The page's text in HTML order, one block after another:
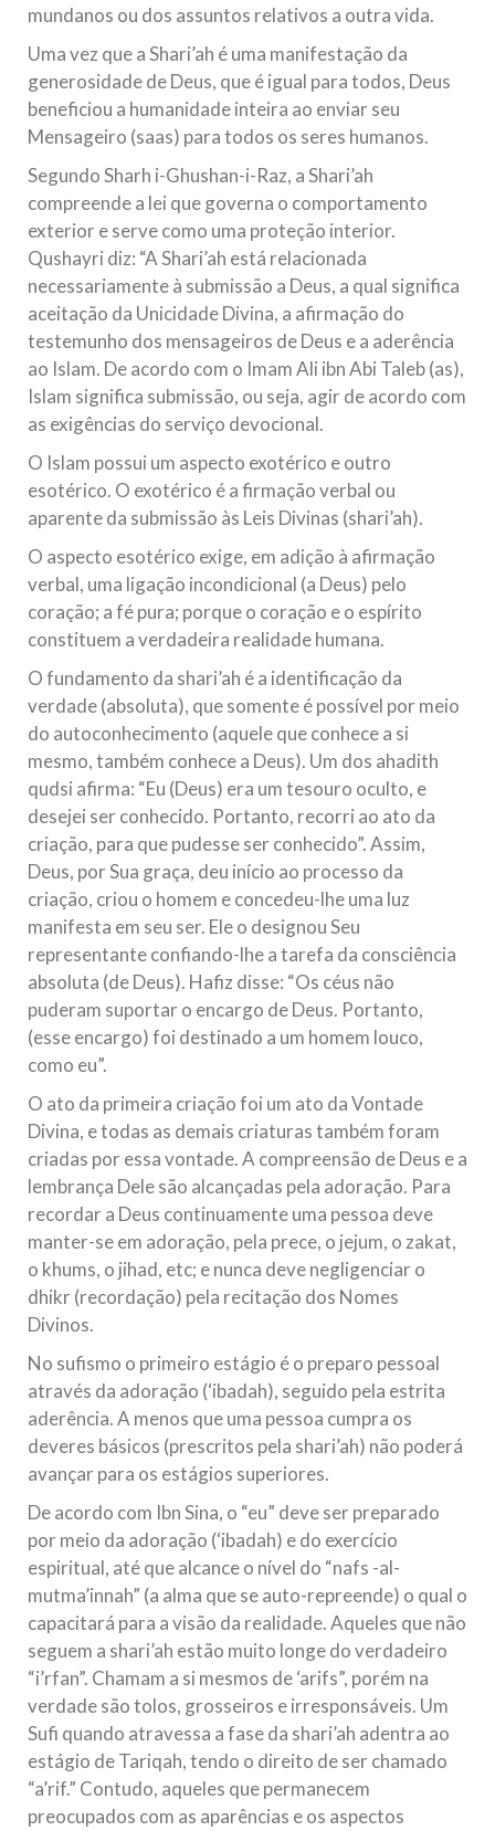
mundanos ou dos assuntos relativos a outra vida.
Uma vez que a Shari’ah é uma manifestação da
generosidade de Deus, que é igual para todos, Deus
beneficiou a humanidade inteira ao enviar seu
Mensageiro (saas) para todos os seres humanos.
Segundo Sharh i-Ghushan-i-Raz, a Shari’ah
compreende a lei que governa o comportamento
exterior e serve como uma proteção interior.
Qushayri diz: “A Shari’ah está relacionada
necessariamente à submissão a Deus, a qual significa
aceitação da Unicidade Divina, a afirmação do
testemunho dos mensageiros de Deus e a aderência
ao Islam. De acordo com o Imam Ali ibn Abi Taleb (as),
Islam significa submissão, ou seja, agir de acordo com
as exigências do serviço devocional.
O Islam possui um aspecto exotérico e outro
esotérico. O exotérico é a firmação verbal ou
aparente da submissão às Leis Divinas (shari’ah).
O aspecto esotérico exige, em adição à afirmação
verbal, uma ligação incondicional (a Deus) pelo
coração; a fé pura; porque o coração e o espírito
constituem a verdadeira realidade humana.
O fundamento da shari’ah é a identificação da
verdade (absoluta), que somente é possível por meio
do autoconhecimento (aquele que conhece a si
mesmo, também conhece a Deus). Um dos ahadith
qudsi afirma: “Eu (Deus) era um tesouro oculto, e
desejei ser conhecido. Portanto, recorri ao ato da
criação, para que pudesse ser conhecido”. Assim,
Deus, por Sua graça, deu início ao processo da
criação, criou o homem e concedeu-lhe uma luz
manifesta em seu ser. Ele o designou Seu
representante confiando-lhe a tarefa da consciência
absoluta (de Deus). Hafiz disse: “Os céus não
puderam suportar o encargo de Deus. Portanto,
(esse encargo) foi destinado a um homem louco,
como eu”.
O ato da primeira criação foi um ato da Vontade
Divina, e todas as demais criaturas também foram
criadas por essa vontade. A compreensão de Deus e a
lembrança Dele são alcançadas pela adoração. Para
recordar a Deus continuamente uma pessoa deve
manter-se em adoração, pela prece, o jejum, o zakat,
o khums, o jihad, etc; e nunca deve negligenciar o
dhikr (recordação) pela recitação dos Nomes
Divinos.
No sufismo o primeiro estágio é o preparo pessoal
através da adoração (‘ibadah), seguido pela estrita
aderência. A menos que uma pessoa cumpra os
deveres básicos (prescritos pela shari’ah) não poderá
avançar para os estágios superiores.
De acordo com Ibn Sina, o “eu” deve ser preparado
por meio da adoração (‘ibadah) e do exercício
espiritual, até que alcance o nível do “nafs -al-
mutma’innah” (a alma que se auto-repreende) o qual o
capacitará para a visão da realidade. Aqueles que não
seguem a shari’ah estão muito longe do verdadeiro
“i’rfan”. Chamam a si mesmos de ‘arifs”, porém na
verdade são tolos, grosseiros e irresponsáveis. Um
Sufi quando atravessa a fase da shari’ah adentra ao
estágio de Tariqah, tendo o direito de ser chamado
“a’rif.” Contudo, aqueles que permanecem
preocupados com as aparências e os aspectos